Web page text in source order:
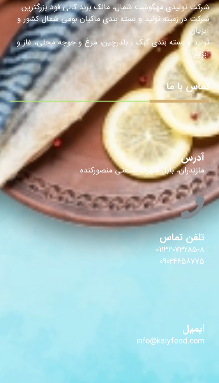
شرکت تولیدی مهگوشت شمال، مالک برند کالی فود بزرگترین
شرکت در زمینه تولید و بسته بندی ماکیان بومی شمال کشور و
آبزیان
تولید و بسته بندی کبک ، بلدرچین، مرغ و جوجه محلی، غاز و
آبزیان.
تماس با ما
آدرس
مازندران، بابل شهرک صنعتی منصورکنده
تلفن تماس
01132073285-8
09024658775
ایمیل
info@kalyfood.com